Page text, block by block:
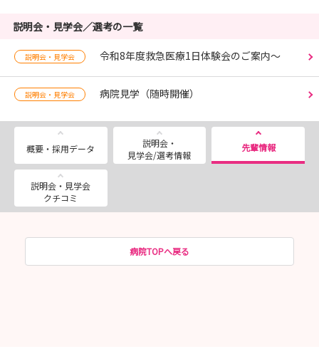
説明会・見学会／選考の一覧
説明会・見学会 令和8年度救急医療1日体験会のご案内～
説明会・見学会 病院見学（随時開催）
概要・採用データ
説明会・
見学会/選考情報
先輩情報
説明会・見学会
クチコミ
病院TOPへ戻る